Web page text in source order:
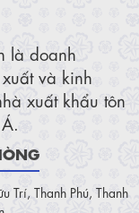
là doanh
và kinh
xuất khẩu tôn
Trí, Thanh Phú, Thanh